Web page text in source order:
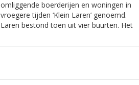
omliggende boerderijen en woningen in
vroegere tijden ‘Klein Laren’ genoemd.
Laren bestond toen uit vier buurten. Het
Klein Laren. Toen Laren begon te groeien